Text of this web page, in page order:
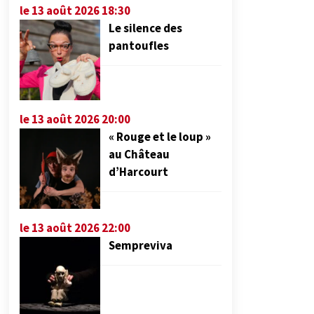
le 13 août 2026 18:30
Le silence des
pantoufles
le 13 août 2026 20:00
« Rouge et le loup »
au Château
d’Harcourt
le 13 août 2026 22:00
Sempreviva